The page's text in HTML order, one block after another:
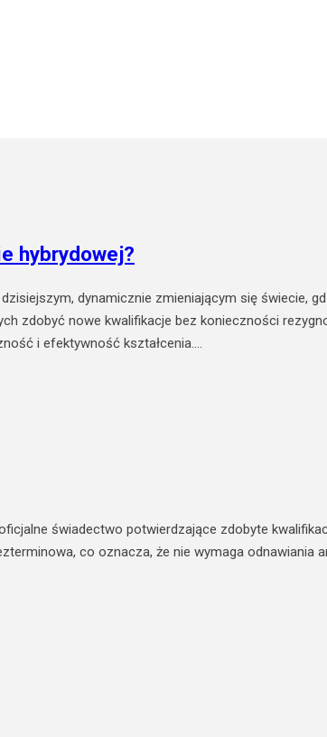
hybrydowej?
dynamicznie zmieniającym się świecie,
zdobyć nowe kwalifikacje bez konieczności
i efektywność kształcenia.…
świadectwo potwierdzające zdobyte
co oznacza, że nie wymaga odnawiania